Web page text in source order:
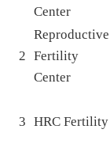
Center
2
Reproductive
Fertility
Center
3 HRC Fertility